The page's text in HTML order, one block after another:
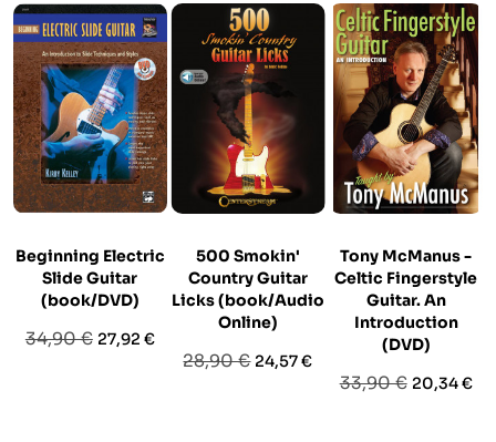
Beginning Electric
Slide Guitar
(book/DVD)
Prezzo
34,90 € Prezzo
27,92 €
500 Smokin'
Country Guitar
Licks (book/Audio
Online)
Prezzo
28,90 € Prezzo
24,57 €
Tony McManus -
Celtic Fingerstyle
Guitar. An
Introduction
(DVD)
Prezzo
33,90 € Prezzo
20,34 €